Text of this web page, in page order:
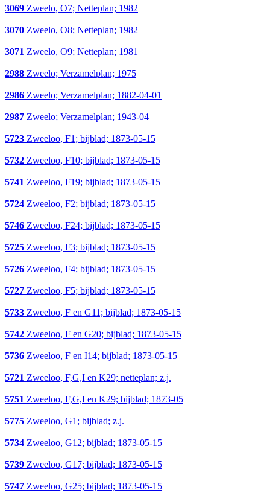
3069 Zweelo, O7; Netteplan; 1982
3070 Zweelo, O8; Netteplan; 1982
3071 Zweelo, O9; Netteplan; 1981
2988 Zweelo; Verzamelplan; 1975
2986 Zweelo; Verzamelplan; 1882-04-01
2987 Zweelo; Verzamelplan; 1943-04
5723 Zweeloo, F1; bijblad; 1873-05-15
5732 Zweeloo, F10; bijblad; 1873-05-15
5741 Zweeloo, F19; bijblad; 1873-05-15
5724 Zweeloo, F2; bijblad; 1873-05-15
5746 Zweeloo, F24; bijblad; 1873-05-15
5725 Zweeloo, F3; bijblad; 1873-05-15
5726 Zweeloo, F4; bijblad; 1873-05-15
5727 Zweeloo, F5; bijblad; 1873-05-15
5733 Zweeloo, F en G11; bijblad; 1873-05-15
5742 Zweeloo, F en G20; bijblad; 1873-05-15
5736 Zweeloo, F en I14; bijblad; 1873-05-15
5721 Zweeloo, F,G,I en K29; netteplan; z.j.
5751 Zweeloo, F,G,I en K29; bijblad; 1873-05
5775 Zweeloo, G1; bijblad; z.j.
5734 Zweeloo, G12; bijblad; 1873-05-15
5739 Zweeloo, G17; bijblad; 1873-05-15
5747 Zweeloo, G25; bijblad; 1873-05-15